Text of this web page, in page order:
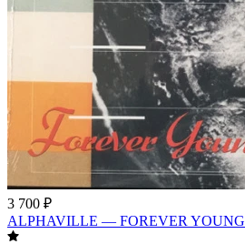
3 700 ₽
ALPHAVILLE — FOREVER YOUNG